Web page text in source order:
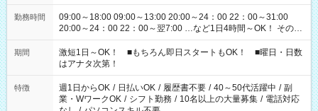
勤務時間
09:00～18:00 09:00～13:00 20:00～24：00 22：00～31:00
20:00～24：00 22：00～翌7:00 …など1日4時間～OK！ その他
シフトもございます！ お気軽にご相談ください！
期間
激短1日～OK！ ■もちろん即日スタートもOK！ ■曜日・日数
はアナタ次第！
特徴 週1日からOK / 日払いOK / 履歴書不要 / 40～50代活躍中 / 副
業・WワークOK / シフト勤務 / 10名以上の大量募集 / 電話対応